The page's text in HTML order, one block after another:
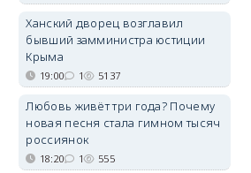
Ханский дворец возглавил
бывший замминистра юстиции
Крыма
19:00 1 5137
Любовь живёт три года? Почему
новая песня стала гимном тысяч
россиянок
18:20 1 555